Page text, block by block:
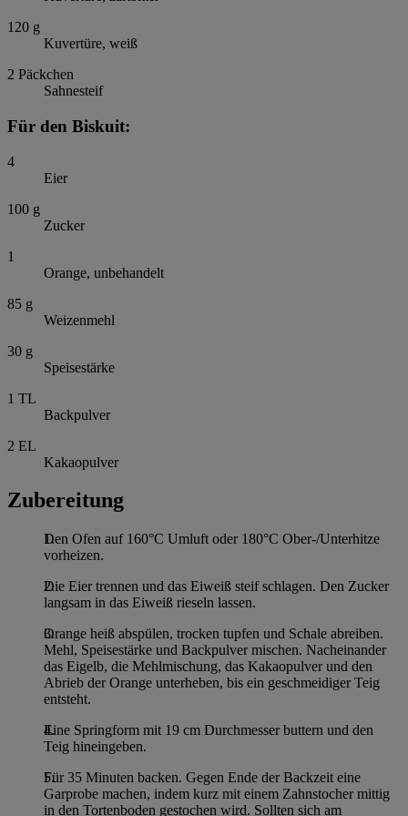
120 g
Kuvertüre, weiß
2 Päckchen
Sahnesteif
Für den Biskuit:
4
Eier
100 g
Zucker
1
Orange, unbehandelt
85 g
Weizenmehl
30 g
Speisestärke
1 TL
Backpulver
2 EL
Kakaopulver
Zubereitung
Den Ofen auf 160°C Umluft oder 180°C Ober-/Unterhitze
vorheizen.
Die Eier trennen und das Eiweiß steif schlagen. Den Zucker
langsam in das Eiweiß rieseln lassen.
Orange heiß abspülen, trocken tupfen und Schale abreiben.
Mehl, Speisestärke und Backpulver mischen. Nacheinander
das Eigelb, die Mehlmischung, das Kakaopulver und den
Abrieb der Orange unterheben, bis ein geschmeidiger Teig
entsteht.
Eine Springform mit 19 cm Durchmesser buttern und den
Teig hineingeben.
Für 35 Minuten backen. Gegen Ende der Backzeit eine
Garprobe machen, indem kurz mit einem Zahnstocher mittig
in den Tortenboden gestochen wird. Sollten sich am